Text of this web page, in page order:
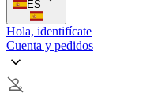
ES
Hola, identifícate
Cuenta y pedidos